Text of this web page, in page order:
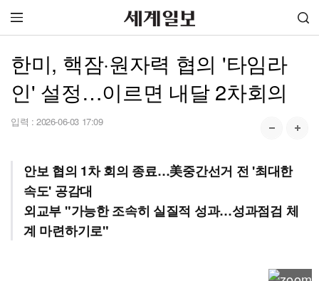
한미, 핵잠·원자력 협의 '타임라
인' 설정…이르면 내달 2차회의
입력 : 2026-06-03 17:09
안보 협의 1차 회의 종료…美중간선거 전 '최대한
속도' 공감대
외교부 "가능한 조속히 실질적 성과…성과점검 체
계 마련하기로"